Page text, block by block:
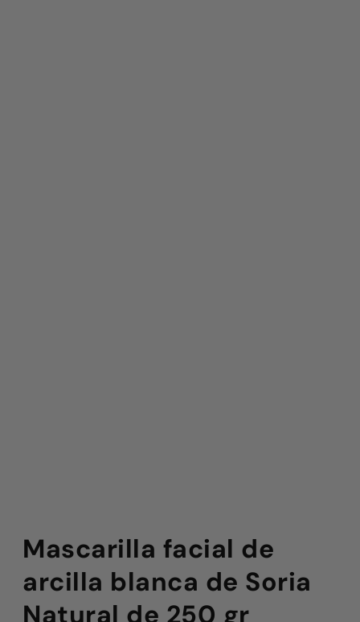
Mascarilla facial de
arcilla blanca de Soria
Natural de 250 gr